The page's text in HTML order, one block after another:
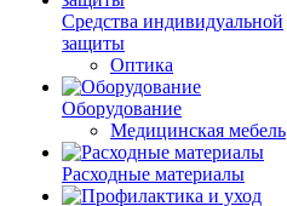
Средства индивидуальной
защиты
Оптика
Оборудование
Медицинская мебель
Расходные материалы